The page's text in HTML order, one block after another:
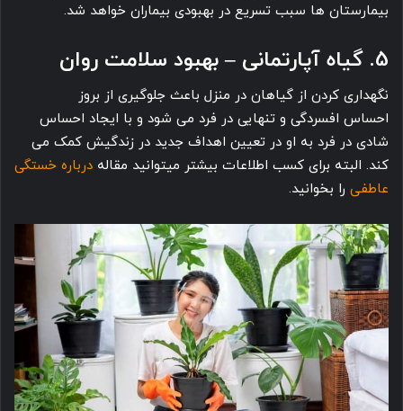
بیمارستان ها سبب تسریع در بهبودی بیماران خواهد شد.
5. گیاه آپارتمانی – بهبود سلامت روان
نگهداری کردن از گیاهان در منزل باعث جلوگیری از بروز
احساس افسردگی و تنهایی در فرد می ‎شود و با ایجاد احساس
شادی در فرد به او در تعیین اهداف جدید در زندگیش کمک می
درباره خستگی
عاطفی را بخوانید.